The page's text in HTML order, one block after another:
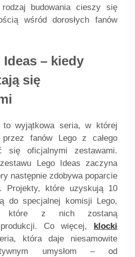
budowania cieszy się
wśród dorosłych fanów
– kiedy
się
to wyjątkowa seria, w której
fanów Lego z całego
się oficjalnymi zestawami.
Lego Ideas zaczyna
następnie zdobywa poparcie
Projekty, które uzyskują 10
do specjalnej komisji Lego,
które z nich zostaną
Co więcej,
klocki
która daje niesamowite
umysłom – od